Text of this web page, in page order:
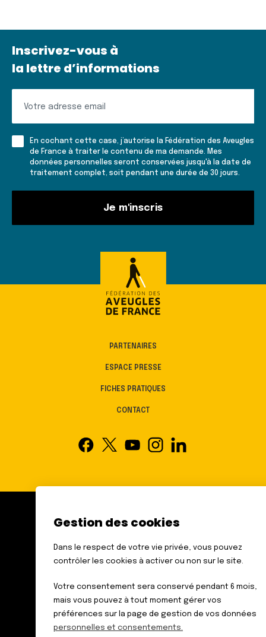
Inscrivez-vous à
la lettre d’informations
à
lettre
En cochant cette case, j’autorise la Fédération des Aveugles
de France à traiter le contenu de ma demande. Mes
données personnelles seront conservées jusqu'à la date de
traitement complet, soit pendant une durée de 30 jours.
Je m'inscris
PARTENAIRES
ESPACE PRESSE
FICHES PRATIQUES
CONTACT
FÉDÉRATION DES AVEUGLES
6 RUE GAGER GABILLOT
75015 PARIS
Données personnelles
Gestion des cookies
Dans le respect de votre vie privée, vous pouvez
contrôler les cookies à activer ou non sur le site.
Votre consentement sera conservé pendant 6 mois,
mais vous pouvez à tout moment gérer vos
préférences sur la page de gestion de vos données
personnelles et consentements.